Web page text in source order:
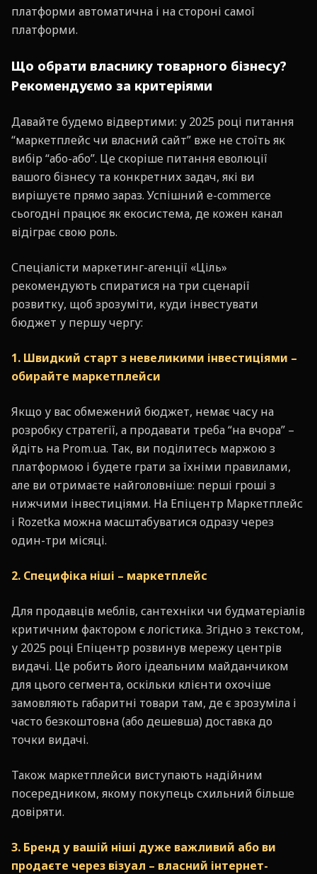
платформи автоматична і на стороні самої
платформи.
Що обрати власнику товарного бізнесу?
Рекомендуємо за критеріями
Давайте будемо відвертими: у 2025 році питання
“маркетплейс чи власний сайт” вже не стоїть як
вибір “або-або”. Це скоріше питання еволюції
вашого бізнесу та конкретних задач, які ви
вирішуєте прямо зараз. Успішний e-commerce
сьогодні працює як екосистема, де кожен канал
відіграє свою роль.
Спеціалісти маркетинг-агенції «Ціль»
рекомендують спиратися на три сценарії
розвитку, щоб зрозуміти, куди інвестувати
бюджет у першу чергу:
1. Швидкий старт з невеликими інвестиціями –
обирайте маркетплейси
Якщо у вас обмежений бюджет, немає часу на
розробку стратегії, а продавати треба “на вчора” –
йдіть на Prom.ua. Так, ви поділитесь маржою з
платформою і будете грати за їхніми правилами,
але ви отримаєте найголовніше: перші гроші з
нижчими інвестиціями. На Епіцентр Маркетплейс
і Rozetka можна масштабуватися одразу через
один-три місяці.
2. Специфіка ніші – маркетплейс
Для продавців меблів, сантехніки чи будматеріалів
критичним фактором є логістика. Згідно з текстом,
у 2025 році Епіцентр розвинув мережу центрів
видачі. Це робить його ідеальним майданчиком
для цього сегмента, оскільки клієнти охочіше
замовляють габаритні товари там, де є зрозуміла і
часто безкоштовна (або дешевша) доставка до
точки видачі.
Також маркетплейси виступають надійним
посередником, якому покупець схильний більше
довіряти.
3. Бренд у вашій ніші дуже важливий або ви
продаєте через візуал – власний інтернет-